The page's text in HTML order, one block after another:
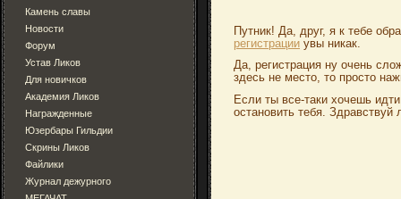
Камень славы
Новости
Форум
Устав Ликов
Для новичков
Академия Ликов
Награжденные
Юзербары Гильдии
Скрины Ликов
Файлики
Журнал дежурного
Путник! Да, друг, я к тебе
регистрации увы никак.
Да, регистрация ну очень
здесь не место, то просто
Если ты все-таки хочешь
остановить тебя.